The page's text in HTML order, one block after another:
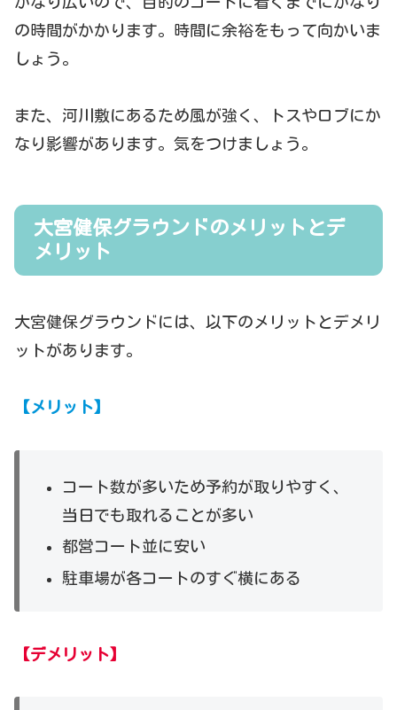
の時間がかかります。時間に余裕をもって向かいま
しょう。
また、河川敷にあるため風が強く、トスやロブにか
なり影響があります。気をつけましょう。
大宮健保グラウンドのメリットとデ
メリット
大宮健保グラウンドには、以下のメリットとデメリ
ットがあります。
【メリット】
コート数が多いため予約が取りやすく、
当日でも取れることが多い
都営コート並に安い
駐車場が各コートのすぐ横にある
【デメリット】